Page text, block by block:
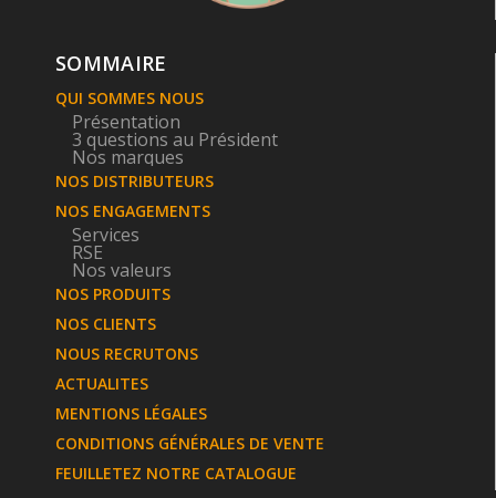
SOMMAIRE
QUI SOMMES NOUS
Présentation
3 questions au Président
Nos marques
NOS DISTRIBUTEURS
NOS ENGAGEMENTS
Services
RSE
Nos valeurs
NOS PRODUITS
NOS CLIENTS
NOUS RECRUTONS
ACTUALITES
MENTIONS LÉGALES
CONDITIONS GÉNÉRALES DE VENTE
FEUILLETEZ NOTRE CATALOGUE